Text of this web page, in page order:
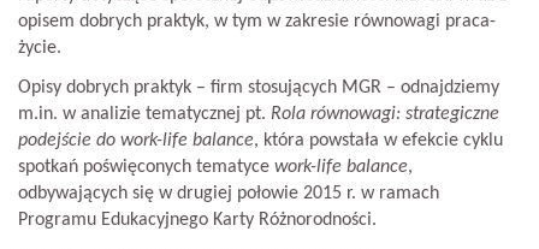
opisem dobrych praktyk, w tym w zakresie równowagi praca-
życie.
Opisy dobrych praktyk – firm stosujących MGR – odnajdziemy
m.in. w analizie tematycznej pt. Rola równowagi: strategiczne
podejście do work-life balance, która powstała w efekcie cyklu
spotkań poświęconych tematyce work-life balance,
odbywających się w drugiej połowie 2015 r. w ramach
Programu Edukacyjnego Karty Różnorodności.